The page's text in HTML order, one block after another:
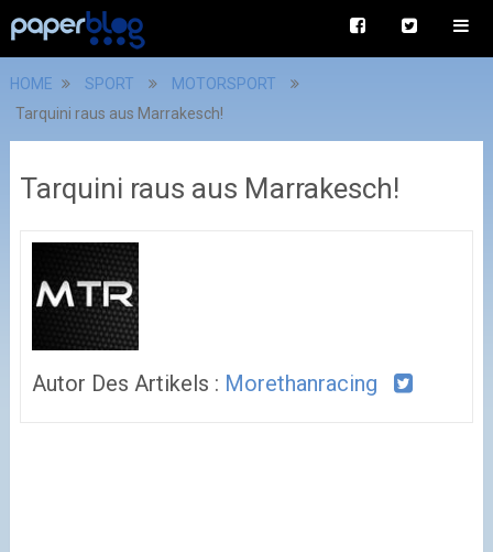
HOME SPORT
MOTORSPORT
Tarquini raus aus Marrakesch!
Tarquini raus aus Marrakesch!
Autor Des Artikels : Morethanracing